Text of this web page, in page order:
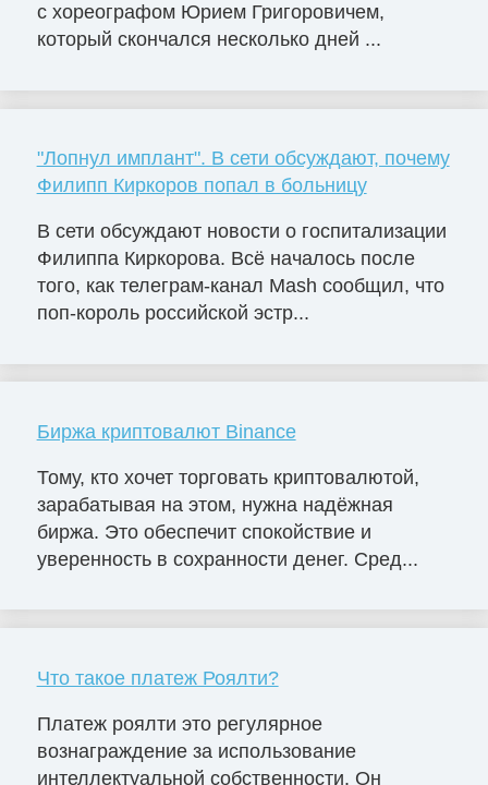
с хореографом Юрием Григоровичем,
который скончался несколько дней ...
"Лопнул имплант". В сети обсуждают, почему
Филипп Киркоров попал в больницу
В сети обсуждают новости о госпитализации
Филиппа Киркорова. Всё началось после
того, как телеграм-канал Mash сообщил, что
поп-король российской эстр...
Биржа криптовалют Binance
Тому, кто хочет торговать криптовалютой,
зарабатывая на этом, нужна надёжная
биржа. Это обеспечит спокойствие и
уверенность в сохранности денег. Сред...
Что такое платеж Роялти?
Платеж роялти это регулярное
вознаграждение за использование
интеллектуальной собственности. Он